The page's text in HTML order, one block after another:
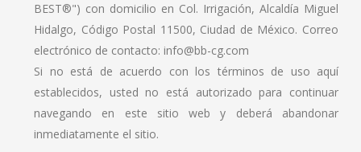
BEST®") con domicilio en Col. Irrigación, Alcaldía Miguel
Hidalgo, Código Postal 11500, Ciudad de México. Correo
electrónico de contacto: info@bb-cg.com
Si no está de acuerdo con los términos de uso aquí
establecidos, usted no está autorizado para continuar
navegando en este sitio web y deberá abandonar
inmediatamente el sitio.